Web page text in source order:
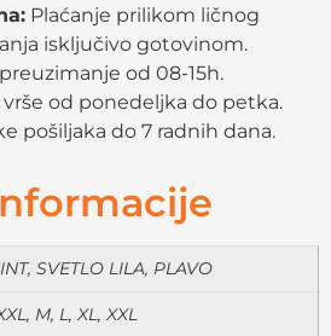
Plaćanje prilikom ličnog
isključivo gotovinom.
od 08-15h.
od ponedeljka do petka.
pošiljaka do 7 radnih dana.
SVETLO LILA, PLAVO
M, L, XL, XXL